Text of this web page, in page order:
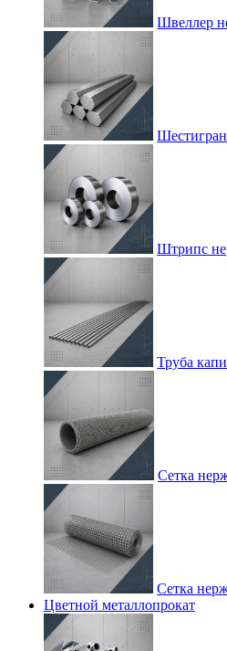
Швеллер
Штрипс
Труба
Сетка
Сетка
Цветной металлопрокат